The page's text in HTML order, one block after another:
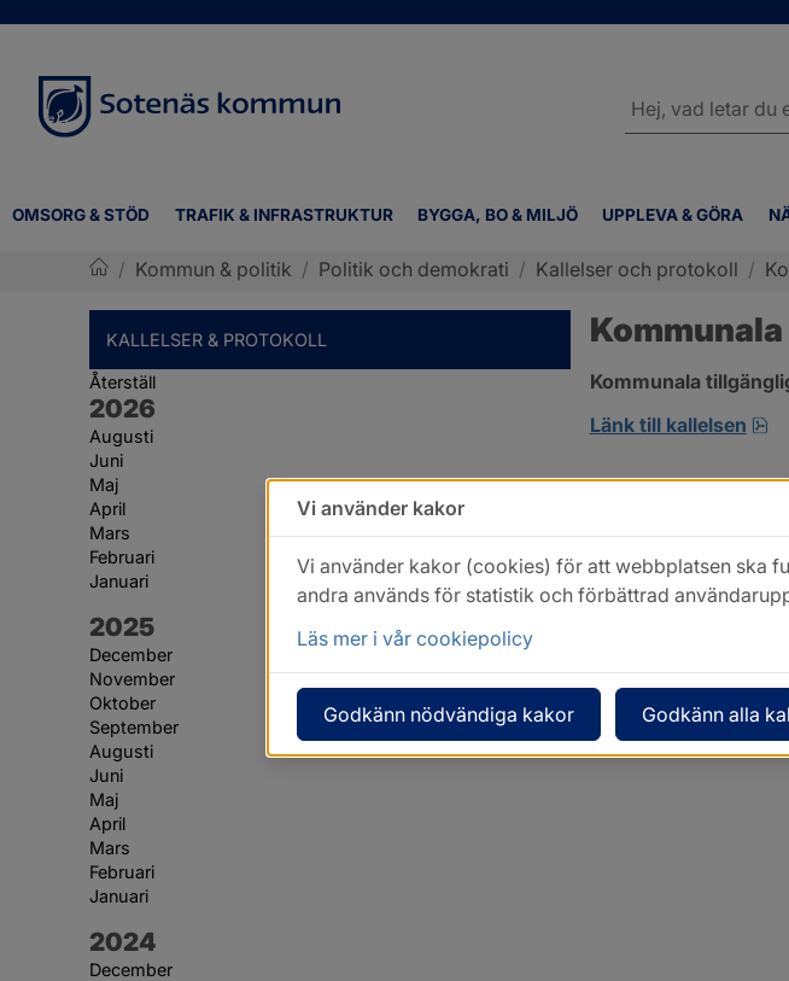
OMSORG & STÖD TRAFIK & INFRASTRUKTUR BYGGA, BO & MILJÖ UPPLEVA & GÖRA
webbplatsen
/ Kommun & politik / Politik och demokrati / Kallelser och protokoll /
KALLELSER & PROTOKOLL
Återställ
År:
2026
Augusti
Juni
Maj
April
Mars
Februari
Januari
År:
2025
December
November
Oktober
September
Augusti
Juni
Maj
April
Mars
Februari
Januari
År:
2024
December
Kommunala
Länk till kallelsen
Vi använder kakor
Vi använder kakor (cookies) för att webbplatsen ska
andra används för statistik och förbättrad
Läs mer i vår cookiepolicy
Godkänn nödvändiga kakor Godkänn alla